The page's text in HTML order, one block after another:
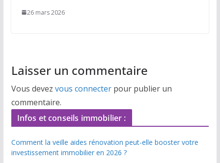
26 mars 2026
Laisser un commentaire
Vous devez vous connecterpour publier un
commentaire.
Infos et conseils immobilier :
Comment la veille aides rénovation peut-elle booster votre
investissement immobilier en 2026 ?